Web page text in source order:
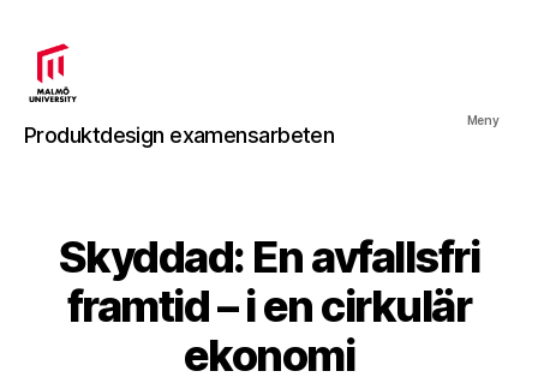
Produktdesign
examensarbeten
Produktdesign examensarbeten
Meny
Skyddad: En avfallsfri
framtid – i en cirkulär
ekonomi